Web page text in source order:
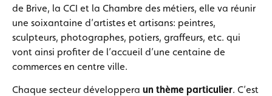
de Brive, la CCI et la Chambre des métiers, elle va réunir
une soixantaine d’artistes et artisans: peintres,
sculpteurs, photographes, potiers, graffeurs, etc. qui
vont ainsi profiter de l’accueil d’une centaine de
commerces en centre ville.
Chaque secteur développera un thème particulier. C’est